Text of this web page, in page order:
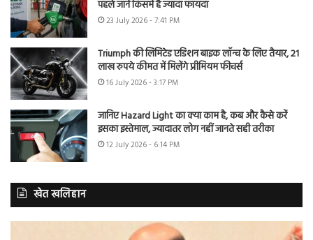
पहले जानें किसमें है ज्यादा फायदा
23 July 2026 - 7:41 PM
Triumph की लिमिटेड एडिशन बाइक लॉन्च के लिए तैयार, 21
लाख रुपये कीमत में मिलेंगे प्रीमियम फीचर्स
16 July 2026 - 3:17 PM
जानिए Hazard Light का क्या काम है, कब और कैसे करें
इसका इस्तेमाल, ज्यादातर लोग नहीं जानते सही तरीका
12 July 2026 - 6:14 PM
खेत खलिहान